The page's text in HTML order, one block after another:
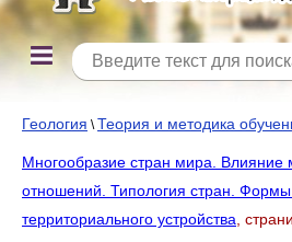
Геология \Теория и методика
Многообразие стран мира. Влияние
отношений. Типология стран.
территориального устройства ,